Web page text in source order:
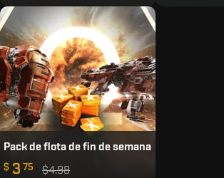
Pack de flota de fin de semana
$ 3 75 $4.98